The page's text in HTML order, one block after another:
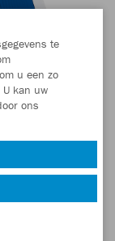
te
u een zo
kan uw
ons